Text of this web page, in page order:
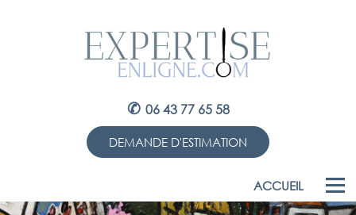
✆ 06 43 77 65 58
DEMANDE D'ESTIMATION
ACCUEIL